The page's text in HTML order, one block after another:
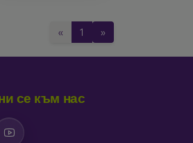
« 1 »
се към нас